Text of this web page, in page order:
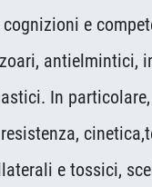
e
antielmintici,
In particolare,
e tossici,